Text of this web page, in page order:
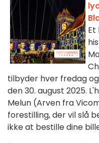
Et
tilbyder hver fredag
den 30. august 2025.
Melun (Arven fra
forestilling, der vil slå
ikke at bestille dine